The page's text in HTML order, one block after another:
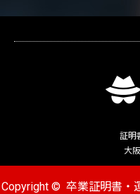
証明
大
Copyright © 卒業証明書・